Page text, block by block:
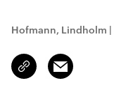
Hofmann, Lindholm |
Link
kopieren/teilen
Email